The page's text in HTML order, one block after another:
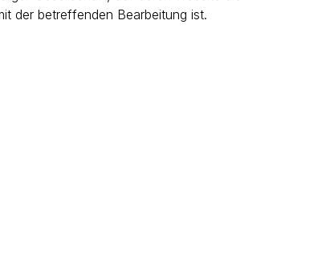
der betreffenden Bearbeitung ist.